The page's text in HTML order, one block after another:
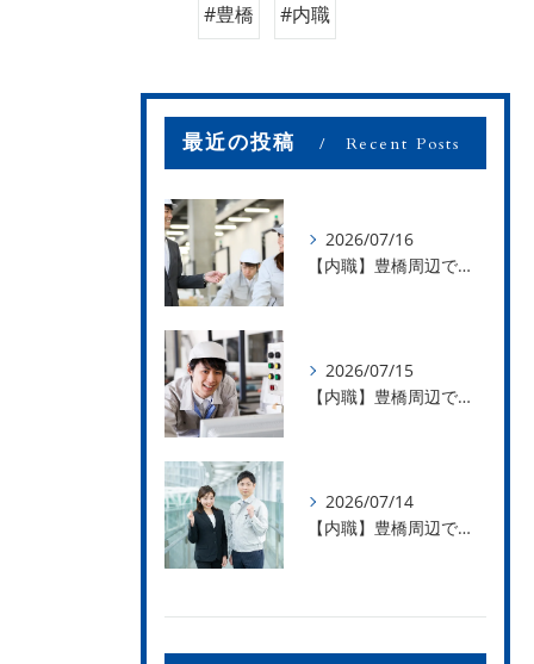
#豊橋 #内職
最近の投稿 Recent Posts
2026/07/16
【内職】豊橋周辺で内職のお仕事を探している方募集中！【お仕事の内容】
2026/07/15
【内職】豊橋周辺で内職のお仕事を探している方募集中！【急な学級閉鎖も安心】
2026/07/14
【内職】豊橋周辺で内職のお仕事を探している方募集中！【内職さまのお声②】